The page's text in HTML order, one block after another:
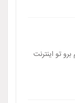
تو اینترنت